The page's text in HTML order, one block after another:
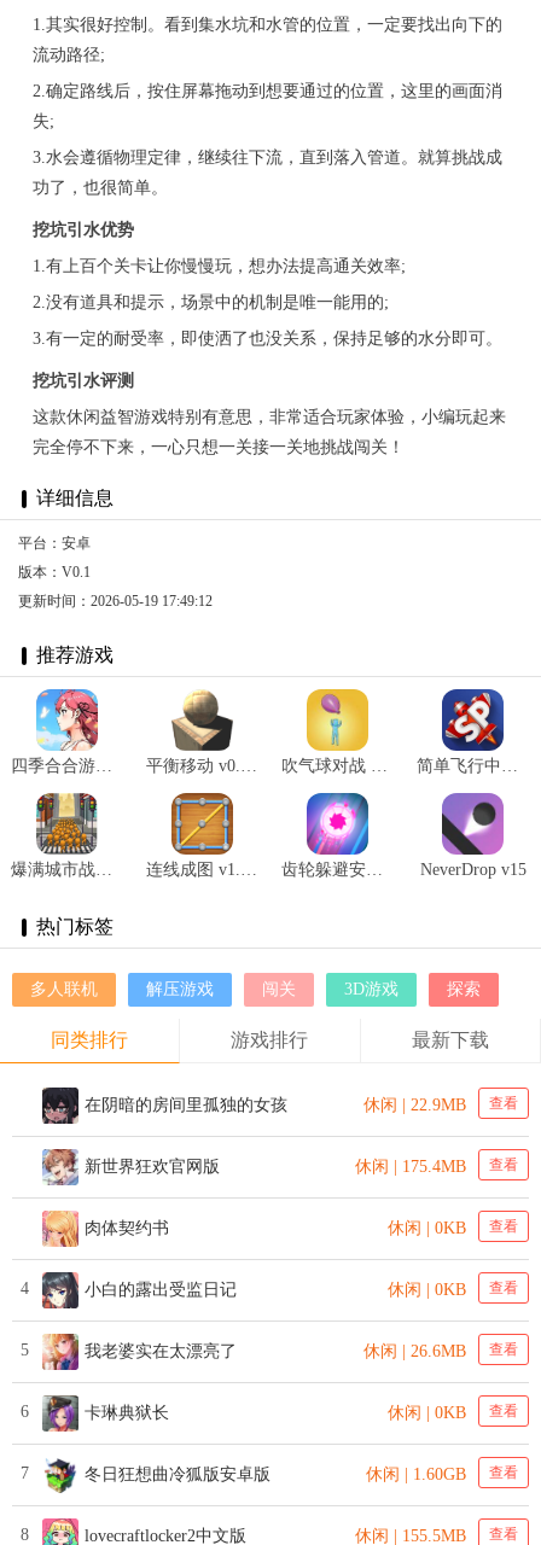
1.其实很好控制。看到集水坑和水管的位置，一定要找出向下的
流动路径;
2.确定路线后，按住屏幕拖动到想要通过的位置，这里的画面消
失;
3.水会遵循物理定律，继续往下流，直到落入管道。就算挑战成
功了，也很简单。
挖坑引水优势
1.有上百个关卡让你慢慢玩，想办法提高通关效率;
2.没有道具和提示，场景中的机制是唯一能用的;
3.有一定的耐受率，即使洒了也没关系，保持足够的水分即可。
挖坑引水评测
这款休闲益智游戏特别有意思，非常适合玩家体验，小编玩起来
完全停不下来，一心只想一关接一关地挑战闯关！
详细信息
平台：安卓
版本：V0.1
更新时间：2026-05-19 17:49:12
推荐游戏
四季合合游戏最新版 v1.1.3 平衡移动 v0.1.3 吹气球对战 v0.1安卓版 简单飞行中文版最新版 v1.12.128
爆满城市战争 v1.1 连线成图 v1.0.0 齿轮躲避安卓版 v1.3.2 NeverDrop v15
热门标签
多人联机 解压游戏 闯关 3D游戏 探索
同类排行 游戏排行 最新下载
在阴暗的房间里孤独的女孩 休闲 | 22.9MB 查看
新世界狂欢官网版 休闲 | 175.4MB 查看
肉体契约书 休闲 | 0KB 查看
4 小白的露出受监日记 休闲 | 0KB 查看
5 我老婆实在太漂亮了 休闲 | 26.6MB 查看
6 卡琳典狱长 休闲 | 0KB 查看
7 冬日狂想曲冷狐版安卓版 休闲 | 1.60GB 查看
8 lovecraftlocker2中文版 休闲 | 155.5MB 查看